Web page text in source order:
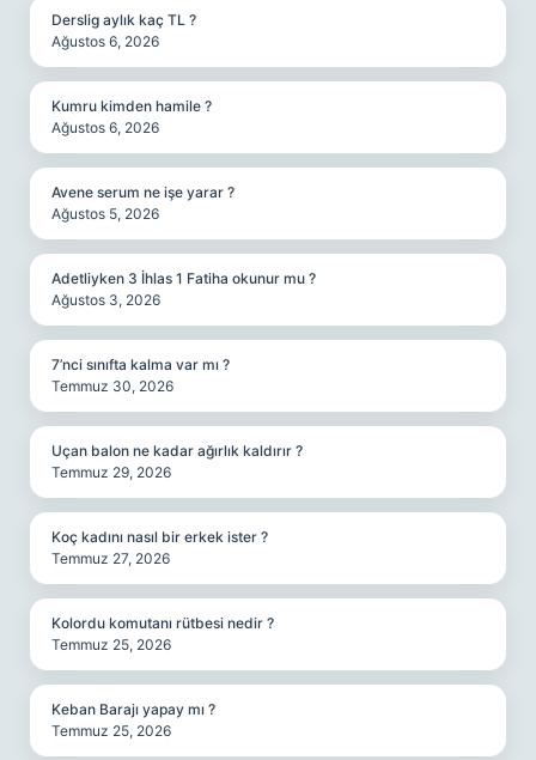
Derslig aylık kaç TL ?
Ağustos 6, 2026
Kumru kimden hamile ?
Ağustos 6, 2026
Avene serum ne işe yarar ?
Ağustos 5, 2026
Adetliyken 3 İhlas 1 Fatiha okunur mu ?
Ağustos 3, 2026
7’nci sınıfta kalma var mı ?
Temmuz 30, 2026
Uçan balon ne kadar ağırlık kaldırır ?
Temmuz 29, 2026
Koç kadını nasıl bir erkek ister ?
Temmuz 27, 2026
Kolordu komutanı rütbesi nedir ?
Temmuz 25, 2026
Keban Barajı yapay mı ?
Temmuz 25, 2026